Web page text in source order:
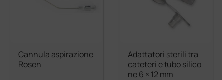
Cannula aspirazione
Rosen
Adattatori sterili tra
cateteri e tubo silico
ne 6 × 12 mm